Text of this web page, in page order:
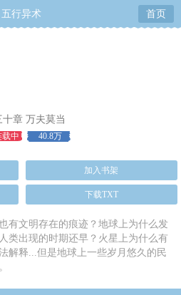
五行异术 首页
章 万夫莫当
载中 40.8万
加入书架
下载TXT
有文明存在的痕迹？地球上为什么发
类出现的时期还早？火星上为什么有
解释...但是地球上一些岁月悠久的民